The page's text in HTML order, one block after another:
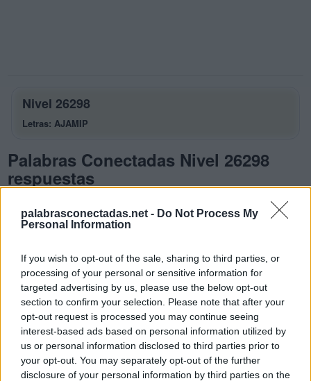
palabrasconectadas.net - Do Not Process My
Personal Information
If you wish to opt-out of the sale, sharing to third parties, or
processing of your personal or sensitive information for
targeted advertising by us, please use the below opt-out
section to confirm your selection. Please note that after your
opt-out request is processed you may continue seeing
interest-based ads based on personal information utilized by
us or personal information disclosed to third parties prior to
your opt-out. You may separately opt-out of the further
disclosure of your personal information by third parties on the
Nivel 26298
Letras: AJAMIP
Palabras Conectadas Nivel 26298
respuestas
A
J
A
M
I
A
M
A J
A
M
A P
A
P
A J
A
M
I A J
A
P
I J A M
A